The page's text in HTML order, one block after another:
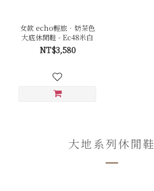
女款 echo輕旅．奶茶色
大底休閒鞋 - Ec48米白
NT$3,580
大地系列休閒鞋